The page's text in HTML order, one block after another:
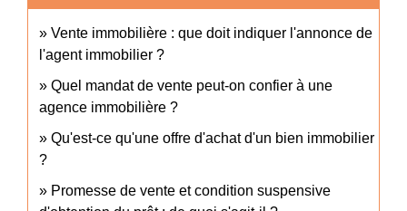
Vente immobilière : que doit indiquer l'annonce de
l'agent immobilier ?
Quel mandat de vente peut-on confier à une
agence immobilière ?
Qu'est-ce qu'une offre d'achat d'un bien immobilier
?
Promesse de vente et condition suspensive